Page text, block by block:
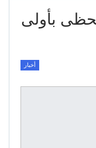
بأولى
أخبار